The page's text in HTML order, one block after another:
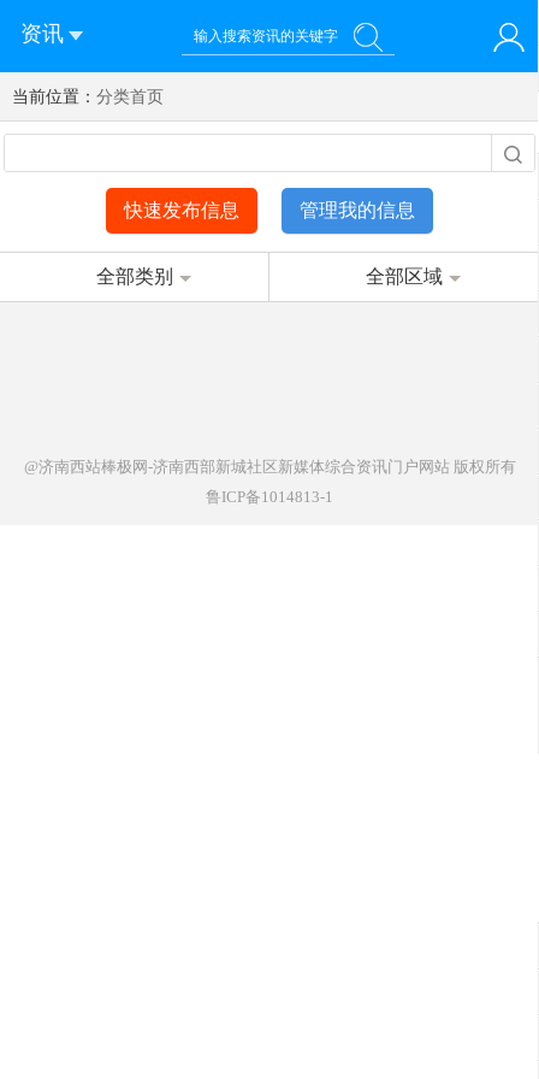
资讯
您好！欢迎来到济南西站棒极网-济南西部新城社区新媒体综
合资讯门户网站
登录 注册 微信快速登录
当前位置： 分类首页
快速发布信息 管理我的信息
全部类别 全部区域
@济南西站棒极网-济南西部新城社区新媒体综合资讯门户网站版权所有
鲁ICP备1014813-1